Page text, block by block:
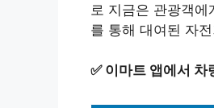
로 지금은 관광객
를 통해 대여된 자
✅ 이마트 앱에서 차